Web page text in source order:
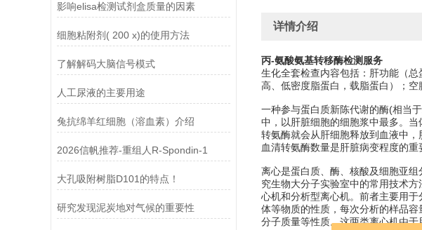
影响elisa检测试剂盒质量的因素
细胞粘附剂( 200 x)的使用方法
了解解码大脑信号模式
人工尿液的主要用途
兔抗绵羊红细胞（溶血素）介绍
2026信帆推荐-重组人R-Spondin-1
大孔吸附树脂D101的特点！
研究发现泥炭地对气候的重要性
详情介绍
丙-氨酸氨基转移酶检测服务
生化全套检查内容包括：肝功能（
高、低密度脂蛋白，载脂蛋白）；
一种参与蛋白质新陈代谢的酶(相当
中，以肝脏细胞的细胞浆中最多。
转氨酶就会从肝细胞释放到血液中
血清转氨酶数量是肝脏病变程度的重
离心是蛋白质、酶、核酸及细胞亚
究生物大分子实验室中的常用技术
心机和分析型离心机。前者主要用
体等物质的性质，每次分析的样品
分子质量等性质。这两类离心机由